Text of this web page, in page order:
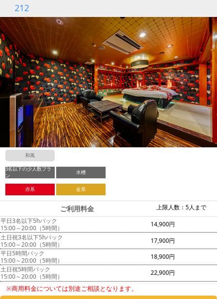
212
和風
3名以下の少人数プラ
ン
水槽
赤系 金系
上限人数：5人まで
ご利用料金
平日3名以下5hパック
15:00～20:00（5時間）
14,900円
土日祝3名以下5hパック
15:00～20:00（5時間）
17,900円
平日5時間パック
15:00～20:00（5時間）
18,900円
土日祝5時間パック
15:00～20:00（5時間）
22,900円
※商用料金については別途ご相談となります。